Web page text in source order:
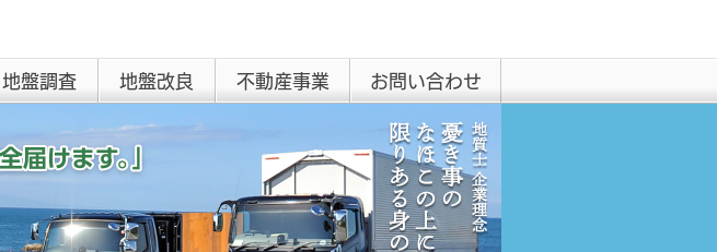
地盤調査 地盤改良 不動産事業 お問い合わせ